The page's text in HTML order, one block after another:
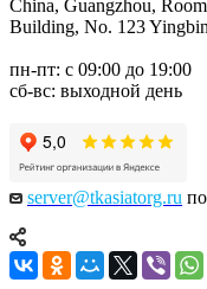
China, Guangzhou,
Building, No. 123
пн-пт: с 09:00 до 19:00
сб-вс: выходной день
server@tkasiatorg.ru